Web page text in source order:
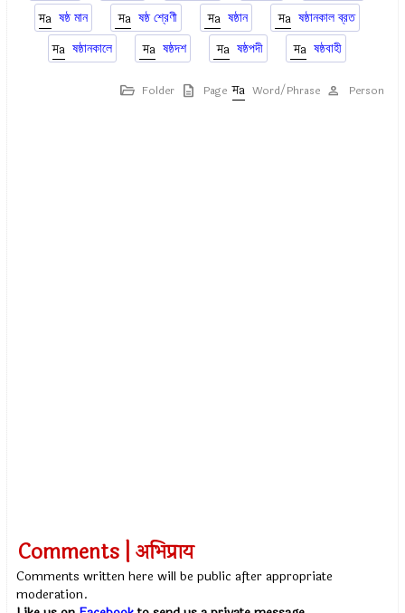
ষষ্ঠ মান
ষষ্ঠ শ্রেণী ষষ্ঠান
ষষ্ঠানকাল ব্রত
ষষ্ঠানকালে
ষষ্ঠদশ ষষ্ঠপদী ষষ্ঠবাহী
Folder Page Word/Phrase Person
Comments | अभिप्राय
Comments written here will be public after appropriate
moderation.